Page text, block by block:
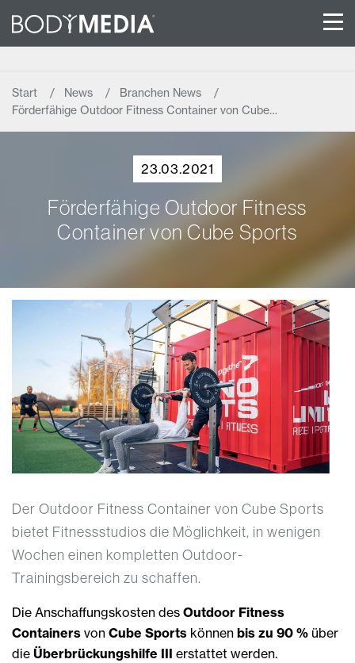
Start News
Branchen News
Förderfähige Outdoor Fitness Container von Cube…
23.03.2021
Förderfähige Outdoor Fitness
Container von Cube Sports
Der Outdoor Fitness Container von Cube Sports
bietet Fitnessstudios die Möglichkeit, in wenigen
Wochen einen kompletten Outdoor-
Trainingsbereich zu schaffen.
Die Anschaffungskosten des Outdoor Fitness
Containers von Cube Sports können bis zu 90 % über
die Überbrückungshilfe III erstattet werden.